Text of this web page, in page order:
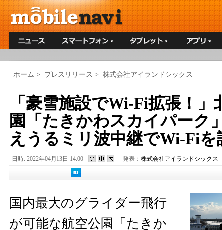
ホーム > プレスリリース > 株式会社アイランドシックス
「豪雪施設でWi-Fi拡張！
園「たきかわスカイパーク
えうるミリ波中継でWi-Fiを
日時: 2022年04月13日 14:00 発表： 株式会社アイランドシックス
国内最大のグライダー飛行
が可能な航空公園「たきか